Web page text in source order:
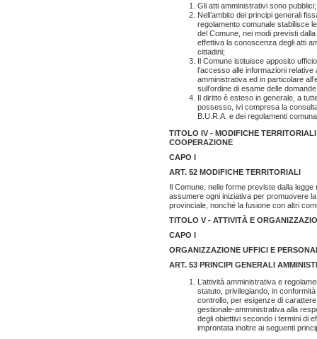
Gli atti amministrativi sono pubblici;
Nell’ambito dei principi generali
regolamento comunale stabilisce
del Comune, nei modi previsti
effettiva la conoscenza degli atti
cittadini;
Il Comune istituisce apposito
l’accesso alle informazioni relative
amministrativa ed in particolare
sull’ordine di esame delle
Il diritto è esteso in generale, a
possesso, ivi compresa la
B.U.R.A. e dei regolamenti
TITOLO IV - MODIFICHE
COOPERAZIONE
CAPO I
ART. 52 MODIFICHE TERRITORIALI
Il Comune, nelle forme previste dalla
assumere ogni iniziativa per promuovere
provinciale, nonché la fusione con altri
TITOLO V - ATTIVITÀ E
CAPO I
ORGANIZZAZIONE UFFICI E
ART. 53 PRINCIPI GENERALI
L’attività amministrativa e
statuto, privilegiando, in
controllo, per esigenze di
gestionale-amministrativa alla
degli obiettivi secondo i termini di
improntata inoltre ai seguenti